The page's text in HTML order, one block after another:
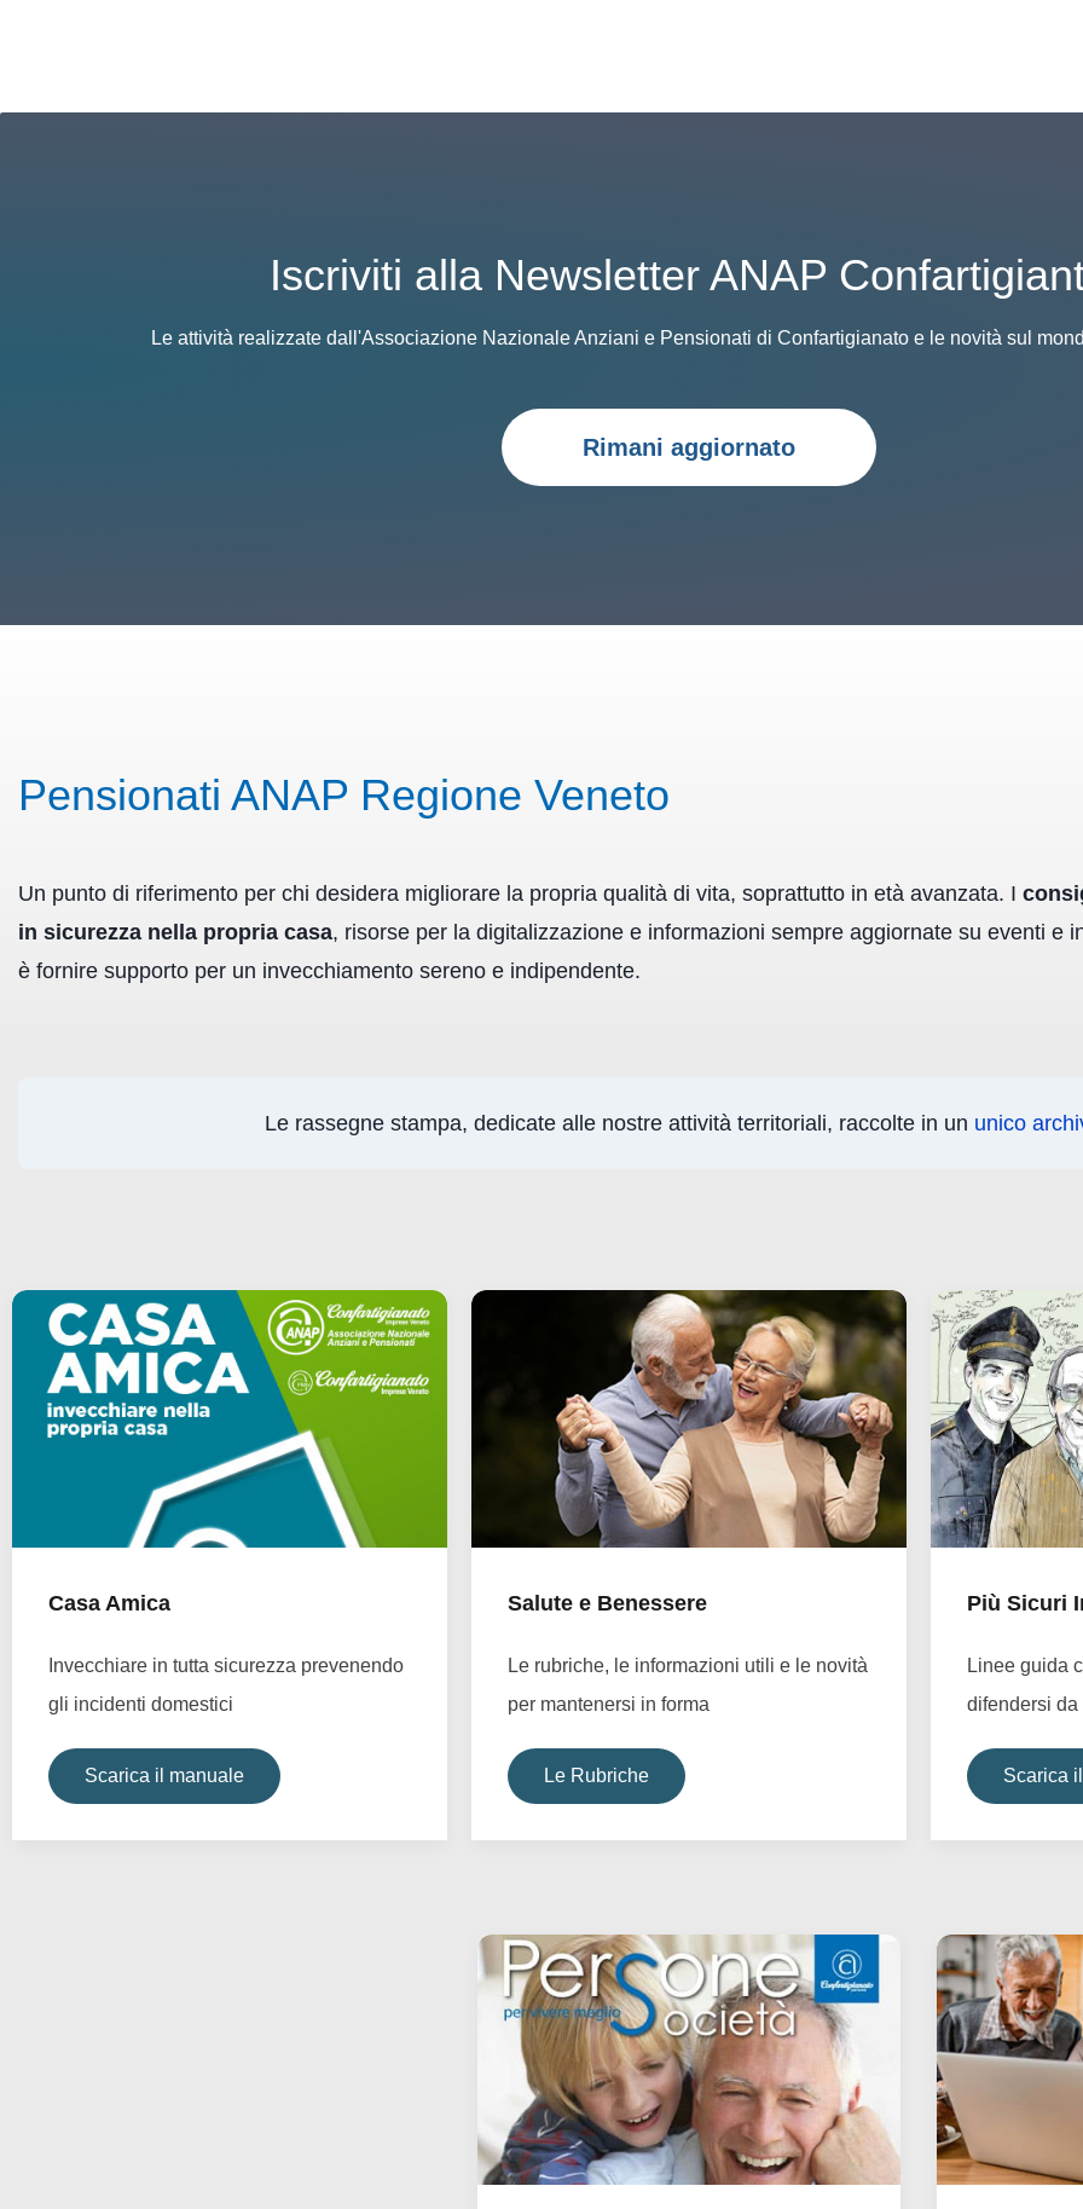
Iscriviti alla Newsletter ANAP
Le attività realizzate dall'Associazione Nazionale Anziani e Pensionati di Confartigianato e le novità sul
Rimani aggiornato
Pensionati ANAP Regione Veneto
Un punto di riferimento per chi desidera migliorare la propria qualità di vita, soprattutto in età avanzata. I
in sicurezza nella propria casa, risorse per la digitalizzazione e informazioni sempre aggiornate su eventi e
è fornire supporto per un invecchiamento sereno e indipendente.
Le rassegne stampa, dedicate alle nostre attività territoriali, raccolte in un unico
Casa Amica
Invecchiare in tutta sicurezza prevenendo
gli incidenti domestici
Scarica il manuale
Salute e Benessere
Le rubriche, le informazioni utili e le novità
per mantenersi in forma
Le Rubriche
Più Sicuri
Linee guida
difendersi da
Scarica